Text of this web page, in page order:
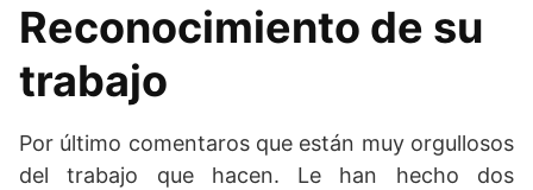
Reconocimiento de su
trabajo
Por último comentaros que están muy orgullosos
del trabajo que hacen. Le han hecho dos